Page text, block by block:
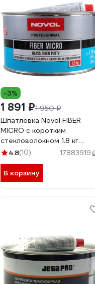
-3%
1 891 ₽1 950 ₽
Шпатлевка Novol FIBER
MICRO с коротким
стекловолокном 1.8 кг
X6125838
4.8(10) 17883919
В корзину